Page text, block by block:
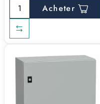
Acheter